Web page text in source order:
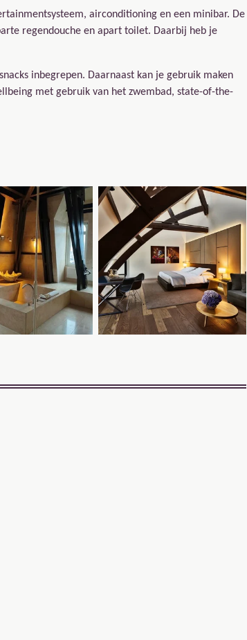
airconditioning en een minibar. De
regendouche en apart toilet. Daarbij heb je
inbegrepen. Daarnaast kan je gebruik maken
met gebruik van het zwembad, state-of-the-